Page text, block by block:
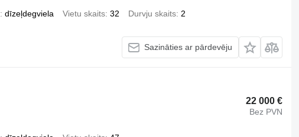
dīzeļdegviela Vietu skaits 32 Durvju skaits 2
Sazināties ar pārdevēju
22 000 €
Bez PVN